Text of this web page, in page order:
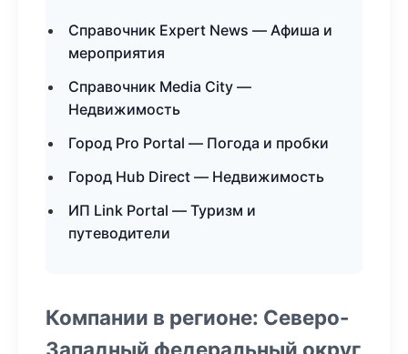
Справочник Expert News — Афиша и
мероприятия
Справочник Media City —
Недвижимость
Город Pro Portal — Погода и пробки
Город Hub Direct — Недвижимость
ИП Link Portal — Туризм и
путеводители
Компании в регионе: Северо-
Западный федеральный округ